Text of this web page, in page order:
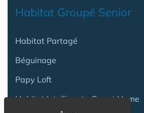
Habitat Groupé Senior
Habitat Partagé
Béguinage
Papy Loft
Habitat Intelligent - Smart Home